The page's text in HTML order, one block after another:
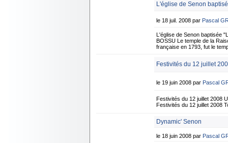
L'église de Senon
le 18 juil. 2008 par Pascal
L'église de Senon baptisée
BOSSU Le temple de la
française en 1793, fut le
Festivités du 12 juillet
le 19 juin 2008 par Pascal
Festivités du 12 juillet 2008
Festivités du 12 juillet 2008
Dynamic' Senon
le 18 juin 2008 par Pascal